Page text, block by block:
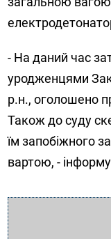
- На даний час
уродженцями
р.н., оголошено
Також до суду
їм запобіжного
вартою, -